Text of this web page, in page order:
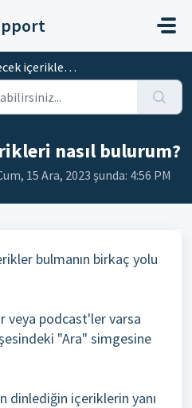
nasıl bulurum?
nasıl bulurum?
15 Ara, 2023 şunda: 4:56 PM
bulmanın birkaç yolu
veya podcast'ler varsa
"Ara" simgesine
dinlediğin içeriklerin yanı